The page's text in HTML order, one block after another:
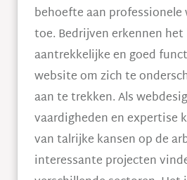
behoefte aan professionele
toe. Bedrijven erkennen het
aantrekkelijke en goed
website om zich te
aan te trekken. Als
vaardigheden en expertise
van talrijke kansen op de
interessante projecten